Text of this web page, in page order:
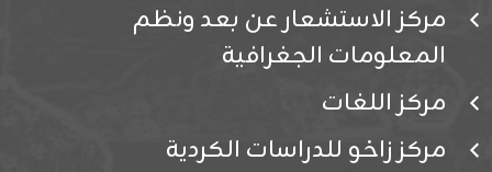
مركز الاستشعار عن بعد ونظم
المعلومات الجغرافية
مركز اللغات
مركز زاخو للدراسات الكردية